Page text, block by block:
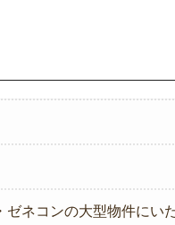
ネコンの大型物件にい